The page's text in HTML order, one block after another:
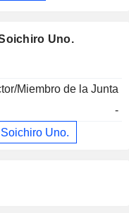
Uno.
Miembro de la Junta
-
Uno.